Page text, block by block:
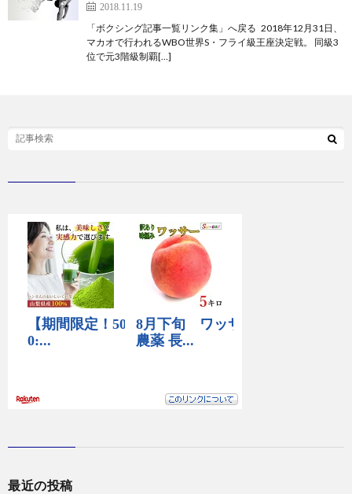
2018.11.19
「ボクシング記事一覧リンク集」へ戻る 2018年12月31日、
マカオで行われるWBO世界S・フライ級王座決定戦。 同級3
位で元3階級制覇[…]
最近の投稿